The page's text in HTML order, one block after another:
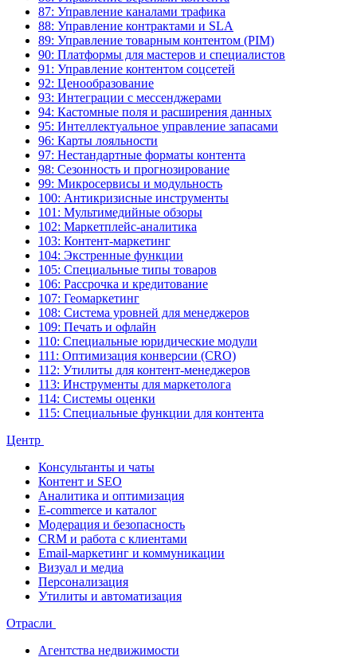
87: Управление каналами трафика
88: Управление контрактами и SLA
89: Управление товарным контентом (PIM)
90: Платформы для мастеров и специалистов
91: Управление контентом соцсетей
92: Ценообразование
93: Интеграции с мессенджерами
94: Кастомные поля и расширения данных
95: Интеллектуальное управление запасами
96: Карты лояльности
97: Нестандартные форматы контента
98: Сезонность и прогнозирование
99: Микросервисы и модульность
100: Антикризисные инструменты
101: Мультимедийные обзоры
102: Маркетплейс-аналитика
103: Контент-маркетинг
104: Экстренные функции
105: Специальные типы товаров
106: Рассрочка и кредитование
107: Геомаркетинг
108: Система уровней для менеджеров
109: Печать и офлайн
110: Специальные юридические модули
111: Оптимизация конверсии (CRO)
112: Утилиты для контент-менеджеров
113: Инструменты для маркетолога
114: Системы оценки
115: Специальные функции для контента
Центр
Консультанты и чаты
Контент и SEO
Аналитика и оптимизация
E-commerce и каталог
Модерация и безопасность
CRM и работа с клиентами
Email-маркетинг и коммуникации
Визуал и медиа
Персонализация
Утилиты и автоматизация
Отрасли
Агентства недвижимости